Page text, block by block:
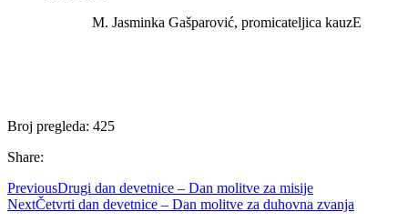
M. Jasminka Gašparović, promicateljica kauzE
Broj pregleda: 425
Share:
PreviousDrugi dan devetnice – Dan molitve za misije
NextČetvrti dan devetnice – Dan molitve za duhovna zvanja